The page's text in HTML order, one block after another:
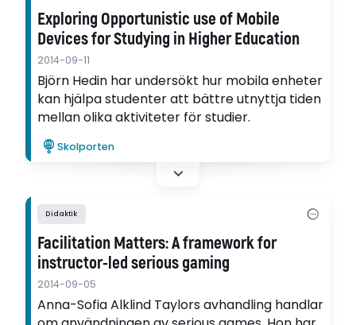
Exploring Opportunistic use of Mobile
Devices for Studying in Higher Education
2014-09-11
Björn Hedin har undersökt hur mobila enheter
kan hjälpa studenter att bättre utnyttja tiden
mellan olika aktiviteter för studier.
Skolporten
Didaktik
Facilitation Matters: A framework for
instructor-led serious gaming
2014-09-05
Anna-Sofia Alklind Taylors avhandling handlar